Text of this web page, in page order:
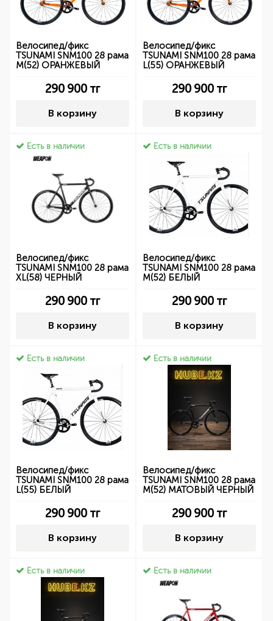
Велосипед/фикс
TSUNAMI SNM100 28 рама
M(52) ОРАНЖЕВЫЙ
290 900 тг
В корзину
Велосипед/фикс
TSUNAMI SNM100 28 рама
L(55) ОРАНЖЕВЫЙ
290 900 тг
В корзину
Есть в наличии
Велосипед/фикс
TSUNAMI SNM100 28 рама
XL(58) ЧЕРНЫЙ
290 900 тг
В корзину
Есть в наличии
Велосипед/фикс
TSUNAMI SNM100 28 рама
M(52) БЕЛЫЙ
290 900 тг
В корзину
Есть в наличии
Велосипед/фикс
TSUNAMI SNM100 28 рама
L(55) БЕЛЫЙ
290 900 тг
В корзину
Есть в наличии
Велосипед/фикс
TSUNAMI SNM100 28 рама
M(52) МАТОВЫЙ ЧЕРНЫЙ
290 900 тг
В корзину
Есть в наличии Есть в наличии